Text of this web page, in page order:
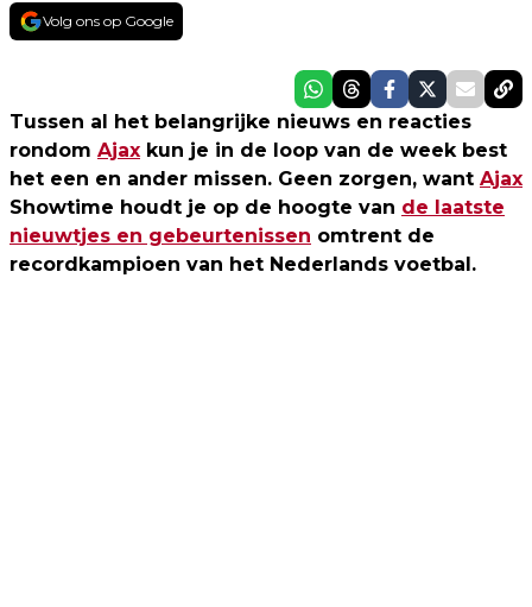
Volg ons op Google
Tussen al het belangrijke nieuws en reacties
rondom Ajax kun je in de loop van de week best
het een en ander missen. Geen zorgen, want Ajax
Showtime houdt je op de hoogte van de laatste
nieuwtjes en gebeurtenissen omtrent de
recordkampioen van het Nederlands voetbal.